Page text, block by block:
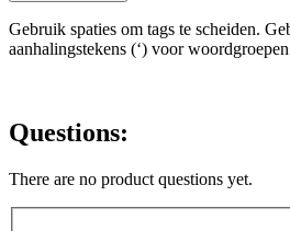
Gebruik spaties om tags te scheiden.
aanhalingstekens (‘) voor
Questions:
There are no product questions yet.